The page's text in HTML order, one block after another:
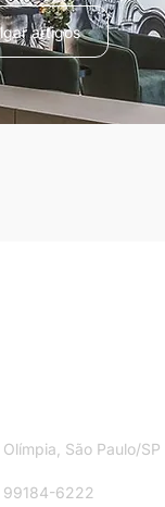
artigos
Olímpia, São Paulo/SP
99184-6222